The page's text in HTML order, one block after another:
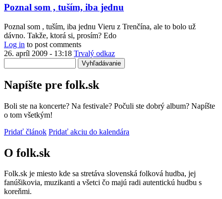
In
reply
to
Edko,si
super
ako
vždy.
Kto
Anonymný
overenia)
Poznal som , tuším, iba jednu
Poznal som , tuším, iba jednu Vieru z Trenčína, ale to bolo už
dávno. Takže, ktorá si, prosím? Edo
Log in to post comments
26. apríl 2009 - 13:18 Trvalý odkaz
Napíšte pre folk.sk
Boli ste na koncerte? Na festivale? Počuli ste dobrý album? Napíšte
o tom všetkým!
Pridať článok Pridať akciu do kalendára
O folk.sk
Folk.sk je miesto kde sa stretáva slovenská folková hudba, jej
fanúšikovia, muzikanti a všetci čo majú radi autentickú hudbu s
koreňmi.